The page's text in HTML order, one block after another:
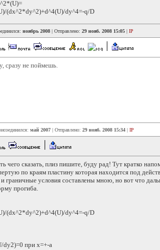
(dx^2*dy^2)+d^4(U)/dy^4=-q/D
ноябрь 2008 | Отправлено: 29 нояб. 2008 15:05 | IP
сразу не поймешь.
май 2007 | Отправлено: 29 нояб. 2008 15:34 | IP
чего сказать, плиз пишите, буду рад! Тут кратко
по краям пластину которая находится под
и граничные условия составлены мною, но вот что
прогиба.
(dx^2*dy^2)+d^4(U)/dy^4=-q/D
dy2)=0 при x=+-a